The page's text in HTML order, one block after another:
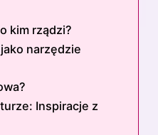
kim rządzi?
narzędzie
Inspiracje z